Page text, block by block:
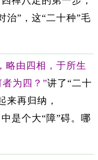
治”，这“二十种”毛
略由四相，于所生
为四？”讲了“二十
来再归纳，
是个大“障”碍。哪